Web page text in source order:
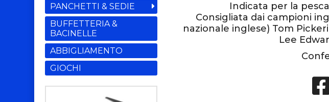
Indicata per la
Consigliata dai campioni
nazionale inglese) Tom
Lee
PANCHETTI & SEDIE
BUFFETTERIA &
BACINELLE
ABBIGLIAMENTO
GIOCHI